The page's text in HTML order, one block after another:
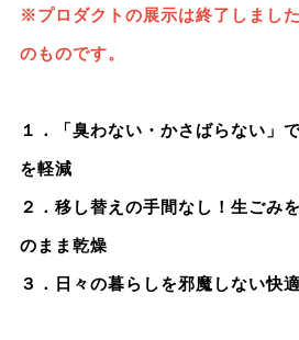
※プロダクトの展示は終了しまし
のものです。
１．「臭わない・かさばらない」
を軽減
２．移し替えの手間なし！生ごみ
のまま乾燥
３．日々の暮らしを邪魔しない快